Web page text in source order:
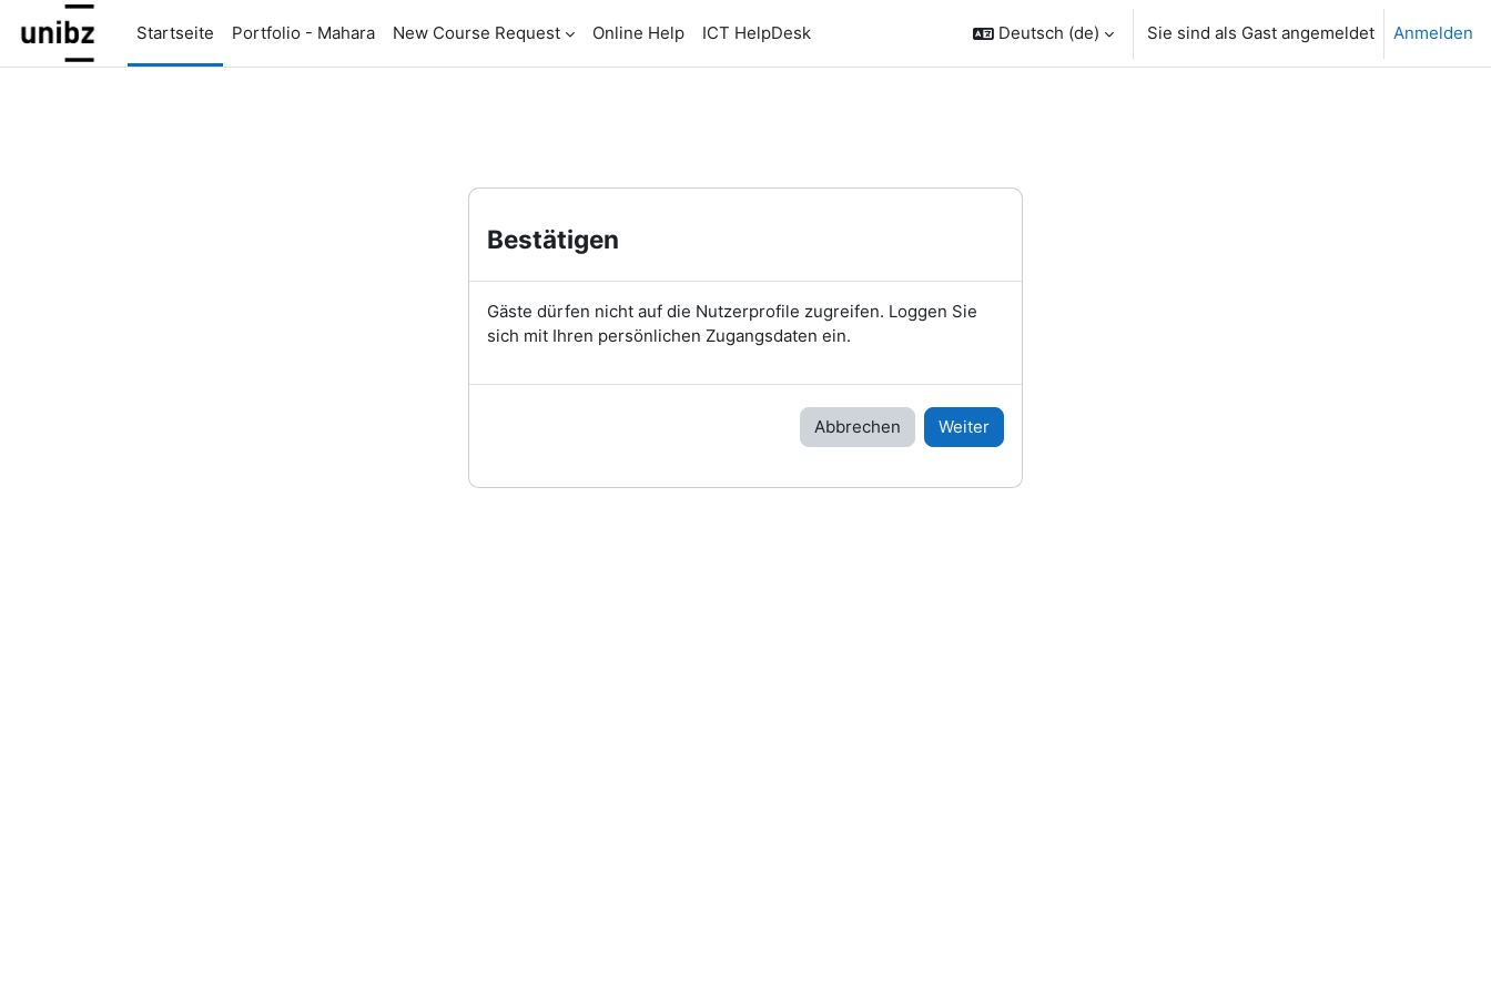
Zum Hauptinhalt
Startseite
Portfolio - Mahara New Course Request Online Help ICT HelpDesk Deutsch ‎(de)‎ Sie sind als Gast angemeldet Anmelden
Bestätigen
Gäste dürfen nicht auf die Nutzerprofile zugreifen. Loggen Sie
sich mit Ihren persönlichen Zugangsdaten ein.
Abbrechen Weiter